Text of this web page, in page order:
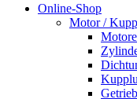
Online-Shop
Motor /